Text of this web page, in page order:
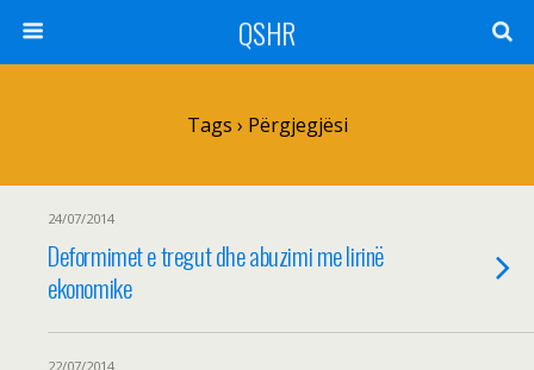
QSHR
Tags › Përgjegjësi
24/07/2014
Deformimet e tregut dhe abuzimi me lirinë
ekonomike
22/07/2014